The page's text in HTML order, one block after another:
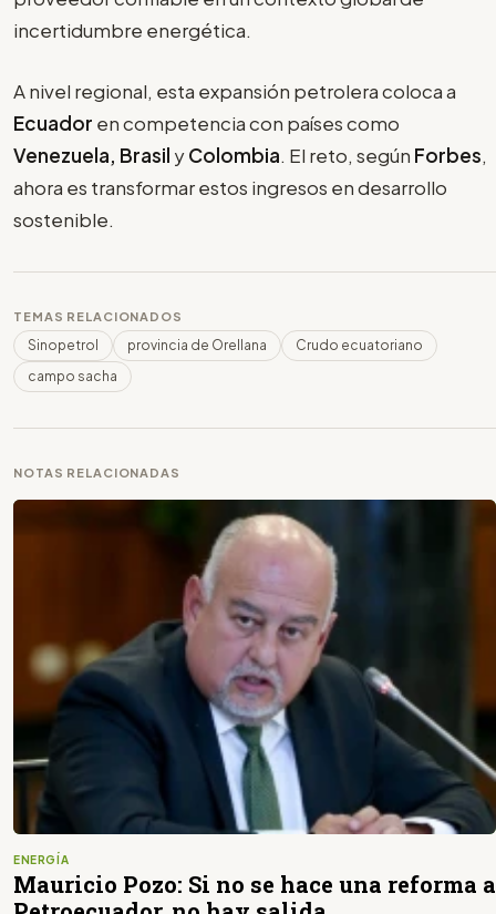
incertidumbre energética.
A nivel regional, esta expansión petrolera coloca a
Ecuador en competencia con países como
Venezuela, Brasil yColombia. El reto, según Forbes,
ahora es transformar estos ingresos en desarrollo
sostenible.
TEMAS RELACIONADOS
Sinopetrol provincia de Orellana
Crudo ecuatoriano
campo sacha
NOTAS RELACIONADAS
ENERGÍA
Mauricio Pozo: Si no se hace una reforma a